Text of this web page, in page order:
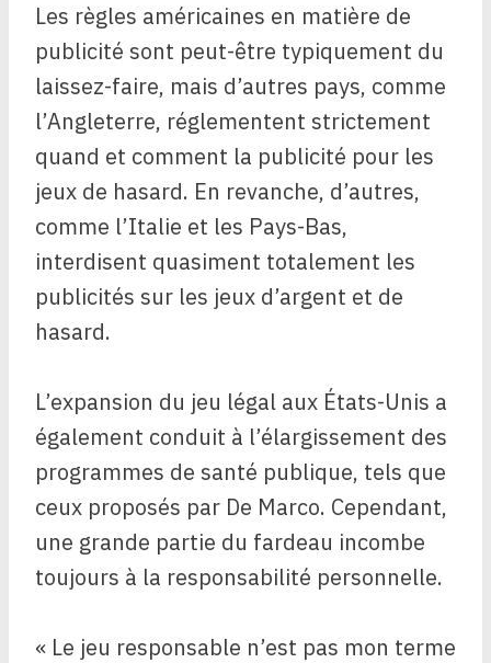
Les règles américaines en matière de
publicité sont peut-être typiquement du
laissez-faire, mais d’autres pays, comme
l’Angleterre, réglementent strictement
quand et comment la publicité pour les
jeux de hasard. En revanche, d’autres,
comme l’Italie et les Pays-Bas,
interdisent quasiment totalement les
publicités sur les jeux d’argent et de
hasard.
L’expansion du jeu légal aux États-Unis a
également conduit à l’élargissement des
programmes de santé publique, tels que
ceux proposés par De Marco. Cependant,
une grande partie du fardeau incombe
toujours à la responsabilité personnelle.
« Le jeu responsable n’est pas mon terme